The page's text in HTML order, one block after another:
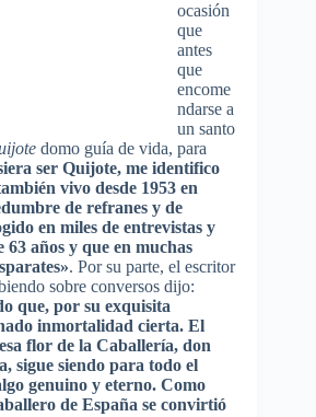
ocasión
que
antes
que
encome
ndarse a
un santo
domo guía de vida, para
ser Quijote, me identifico
vivo desde 1953 en
de refranes y de
en miles de entrevistas y
63 años y que en muchas
. Por su parte, el escritor
sobre conversos dijo:
que, por su exquisita
inmortalidad cierta. El
flor de la Caballería, don
sigue siendo para todo el
genuino y eterno. Como
de España se convirtió